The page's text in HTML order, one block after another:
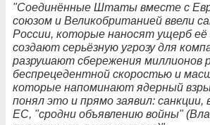
"Соединённые Штаты вместе с
союзом и Великобританией ввели
России, которые наносят ущерб её
создают серьёзную угрозу для
разрушают сбережения миллионов
беспрецедентной скоростью и
которые напоминают ядерный
понял это и прямо заявил:
ЕС, "сродни объявлению войны"